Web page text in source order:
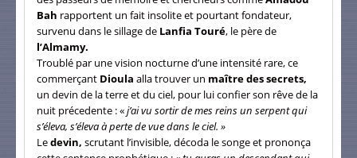
Bah rapportent un fait insolite et pourtant fondateur,
survenu dans le sillage de Lanfia Touré, le père de
l’Almamy.
Troublé par une vision nocturne d’une intensité rare, ce
commerçant Dioula alla trouver un maître des secrets,
un devin de la terre et du ciel, pour lui confier son rêve de la
nuit précedente : «j’ai vu sortir de mes reins un serpent qui
s’éleva, s’éleva à perte de vue dans le ciel. »
Ledevin, scrutant l’invisible, décoda le songe et prononça